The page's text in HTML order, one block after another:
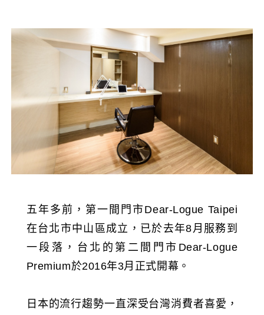
五年多前，第一間門市Dear-Logue Taipei
在台北市中山區成立，已於去年8月服務到
一段落，台北的第二間門市Dear-Logue
Premium於2016年3月正式開幕。
日本的流行趨勢一直深受台灣消費者喜愛，